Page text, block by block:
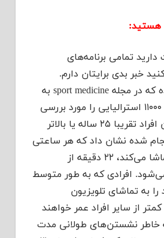
تمامی برنامه‌های
خبر بدی برایتان دارم.
مطالعات انجام شده که در مجله sport medicine به
چاپ رسیده است، ۱۱۰۰۰ استرالیایی را مورد بررسی
قرار داده است. این افراد تقریبا ۲۵ ساله یا بالاتر
شده نشان داد که هر ساعتی
که فرد تلویزیون تماشا می‌کند، ۲۲ دقیقه از
افرادی که به طور متوسط
را به تماشای تلویزیون
۵ سال کمتر از سایر افراد عمر خواهند
خاطر نشستن‌های طولانی مدت